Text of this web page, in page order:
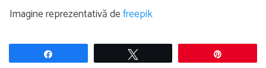
Imagine reprezentativă defreepik